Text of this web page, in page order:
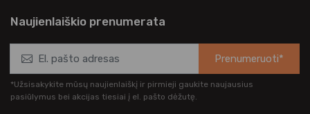
Naujienlaiškio prenumerata
Prenumeruoti*
*Užsisakykite mūsų naujienlaiškį ir pirmieji gaukite naujausius
pasiūlymus bei akcijas tiesiai į el. pašto dėžutę.